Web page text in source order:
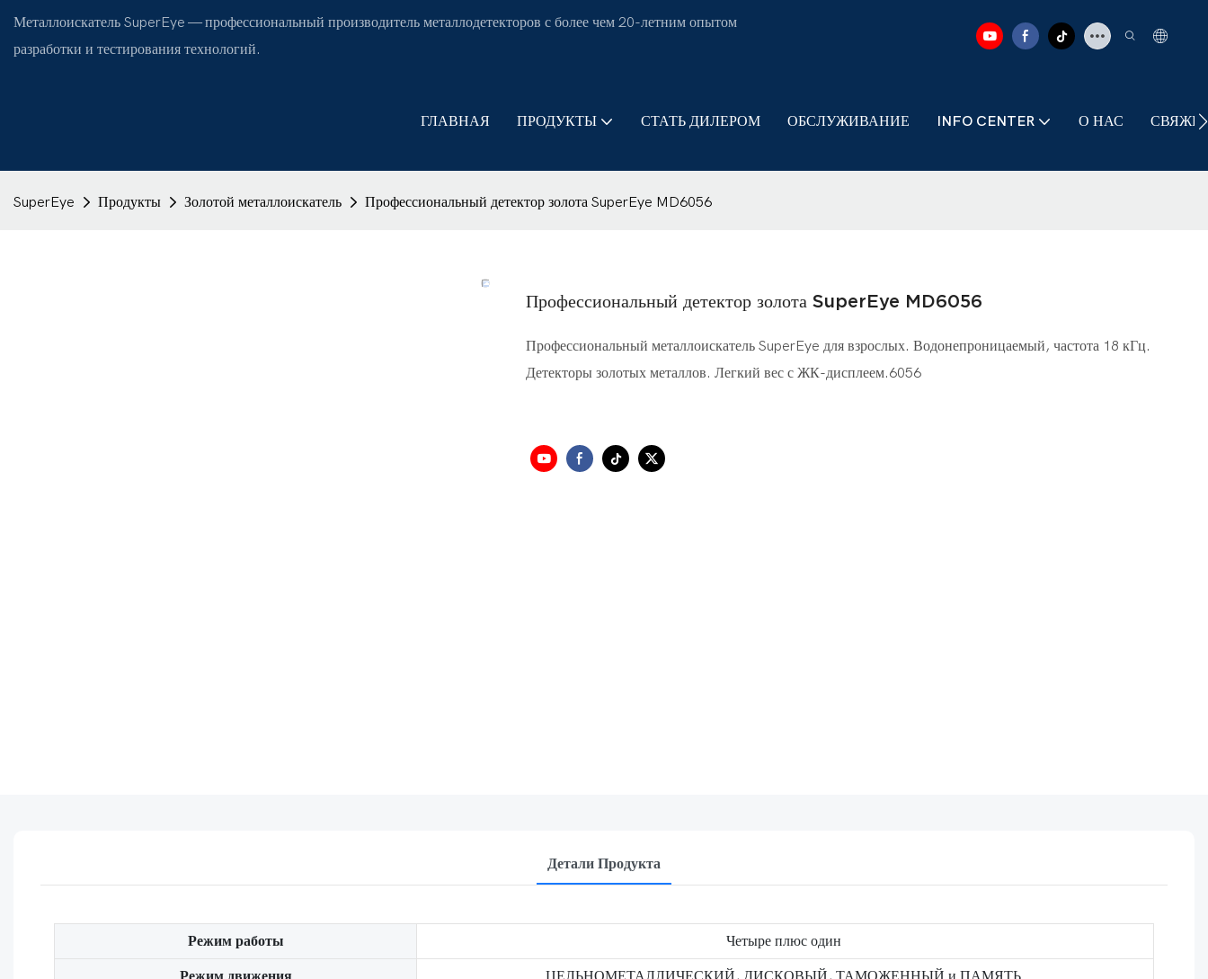
Металлоискатель SuperEye — профессиональный производитель металлодетекторов с более чем 20-летним опытом
разработки и тестирования технологий.
ГЛАВНАЯ ПРОДУКТЫ СТАТЬ ДИЛЕРОМ ОБСЛУЖИВАНИЕ INFO CENTER О НАС
SuperEye Продукты Золотой металлоискатель Профессиональный детектор золота SuperEye MD6056
Профессиональный детектор золота SuperEye MD6056
Профессиональный металлоискатель SuperEye для взрослых. Водонепроницаемый, частота 18 кГц.
Детекторы золотых металлов. Легкий вес с ЖК-дисплеем.6056
Детали Продукта
Режим работы Четыре плюс один